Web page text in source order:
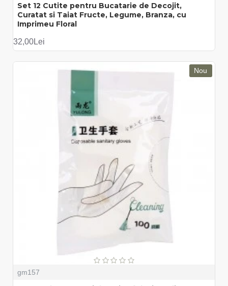
Set 12 Cutite pentru Bucatarie de Decojit,
Curatat si Taiat Fructe, Legume, Branza, cu
Imprimeu Floral
32,00Lei
Nou
gm157